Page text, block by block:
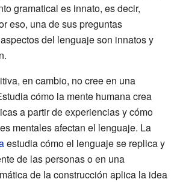
gramatical es innato, es decir,
eso, una de sus preguntas
del lenguaje son innatos y
en cambio, no cree en una
cómo la mente humana crea
a partir de experiencias y cómo
mentales afectan el lenguaje. La
estudia cómo el lenguaje se replica y
de las personas o en una
de la construcción aplica la idea